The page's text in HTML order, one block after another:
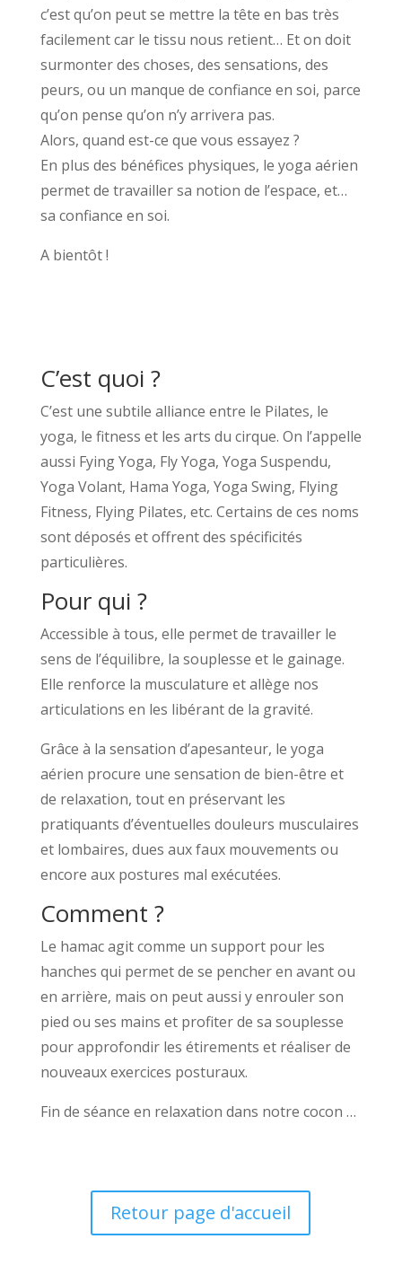
c’est qu’on peut se mettre la tête en bas très
facilement car le tissu nous retient… Et on doit
surmonter des choses, des sensations, des
peurs, ou un manque de confiance en soi, parce
qu’on pense qu’on n’y arrivera pas.
Alors, quand est-ce que vous essayez ?
En plus des bénéfices physiques, le yoga aérien
permet de travailler sa notion de l’espace, et…
sa confiance en soi.
A bientôt !
C’est quoi ?
C’est une subtile alliance entre le Pilates, le
yoga, le fitness et les arts du cirque. On l’appelle
aussi Fying Yoga, Fly Yoga, Yoga Suspendu,
Yoga Volant, Hama Yoga, Yoga Swing, Flying
Fitness, Flying Pilates, etc. Certains de ces noms
sont déposés et offrent des spécificités
particulières.
Pour qui ?
Accessible à tous, elle permet de travailler le
sens de l’équilibre, la souplesse et le gainage.
Elle renforce la musculature et allège nos
articulations en les libérant de la gravité.
Grâce à la sensation d’apesanteur, le yoga
aérien procure une sensation de bien-être et
de relaxation, tout en préservant les
pratiquants d’éventuelles douleurs musculaires
et lombaires, dues aux faux mouvements ou
encore aux postures mal exécutées.
Comment ?
Le hamac agit comme un support pour les
hanches qui permet de se pencher en avant ou
en arrière, mais on peut aussi y enrouler son
pied ou ses mains et profiter de sa souplesse
pour approfondir les étirements et réaliser de
nouveaux exercices posturaux.
Fin de séance en relaxation dans notre cocon …
Retour page d'accueil